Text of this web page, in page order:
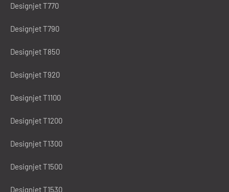
Designjet T770
Designjet T790
Designjet T850
Designjet T920
Designjet T1100
Designjet T1200
Designjet T1300
Designjet T1500
Designjet T1530